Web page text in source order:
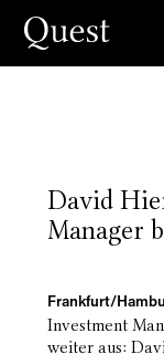
David
Manager
Frankfurt/
Investment
weiter aus: